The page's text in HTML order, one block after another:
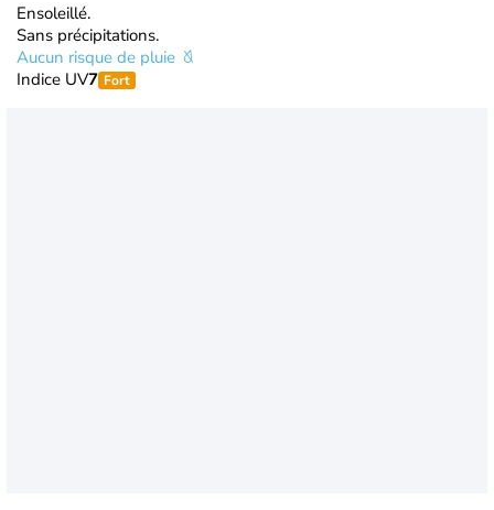
Ensoleillé.
Sans précipitations.
Aucun risque de pluie
Indice UV7 Fort